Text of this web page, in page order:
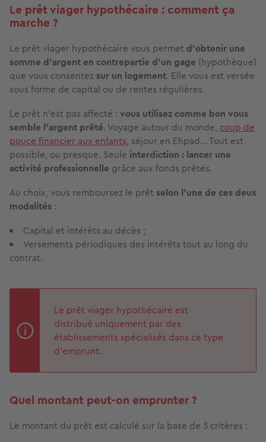
Le prêt viager hypothécaire : comment ça
marche ?
Le prêt viager hypothécaire vous permet d’obtenir une
somme d’argent en contrepartie d’un gage (hypothèque)
que vous consentezsur un logement. Elle vous est versée
sous forme de capital ou de rentes régulières.
Le prêt n’est pas affecté : vous utilisez comme bon vous
semble l’argent prêté. Voyage autour du monde, coup de
pouce financier aux enfants, séjour en Ehpad… Tout est
possible, ou presque. Seule interdiction : lancer une
activité professionnelle grâce aux fonds prêtés.
Au choix, vous remboursez le prêt selon l’une de ces deux
modalités :
Capital et intérêts au décès ;
Versements périodiques des intérêts tout au long du
contrat.
Le prêt viager hypothécaire est
distribué uniquement par des
établissements spécialisés dans ce type
d’emprunt.
Quel montant peut-on emprunter ?
Le montant du prêt est calculé sur la base de 3 critères :